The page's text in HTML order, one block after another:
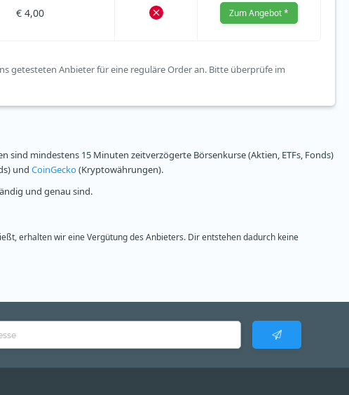
€ 4,00 Zum Angebot *
getesteten Anbieter für eine reguläre Order an. Bitte überprüfe im
mindestens 15 Minuten zeitverzögerte Börsenkurse (Aktien, ETFs, Fonds)
und CoinGecko(Kryptowährungen).
und genau sind.
erhalten wir eine Vergütung des Anbieters. Dir entstehen dadurch keine